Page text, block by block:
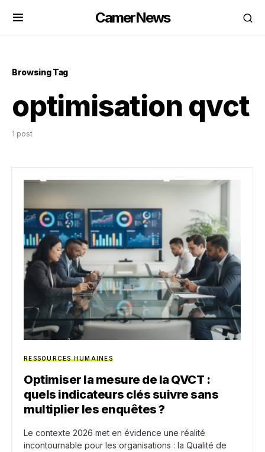
CamerNews
Browsing Tag
optimisation qvct
1 post
RESSOURCES HUMAINES
Optimiser la mesure de la QVCT :
quels indicateurs clés suivre sans
multiplier les enquêtes ?
Le contexte 2026 met en évidence une réalité
incontournable pour les organisations : la Qualité de